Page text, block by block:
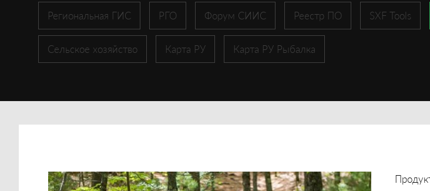
Региональная ГИС РГО Форум СИИС Реестр ПО SXF Tools
Сельское хозяйство Карта РУ Карта РУ Рыбалка